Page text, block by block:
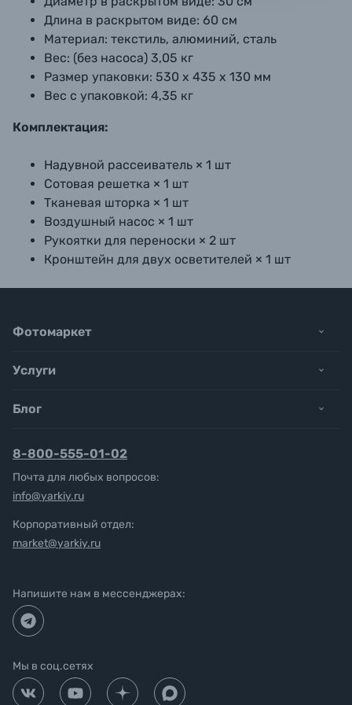
Длина в раскрытом виде: 60 см
Материал: текстиль, алюминий, сталь
Вес: (без насоса) 3,05 кг
Размер упаковки: 530 х 435 х 130 мм
Вес с упаковкой: 4,35 кг
Комплектация:
Надувной рассеиватель × 1 шт
Сотовая решетка × 1 шт
Тканевая шторка × 1 шт
Воздушный насос × 1 шт
Рукоятки для переноски × 2 шт
Кронштейн для двух осветителей × 1 шт
Фотомаркет
Услуги
Блог
8-800-555-01-02
Почта для любых вопросов:
info@yarkiy.ru
Корпоративный отдел:
market@yarkiy.ru
Напишите нам в мессенджерах:
Мы в соц.сетях